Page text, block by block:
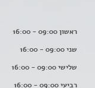
ראשון 09:00 - 16:00
שני 09:00 - 16:00
שלישי 09:00 - 16:00
רביעי 09:00 - 16:00